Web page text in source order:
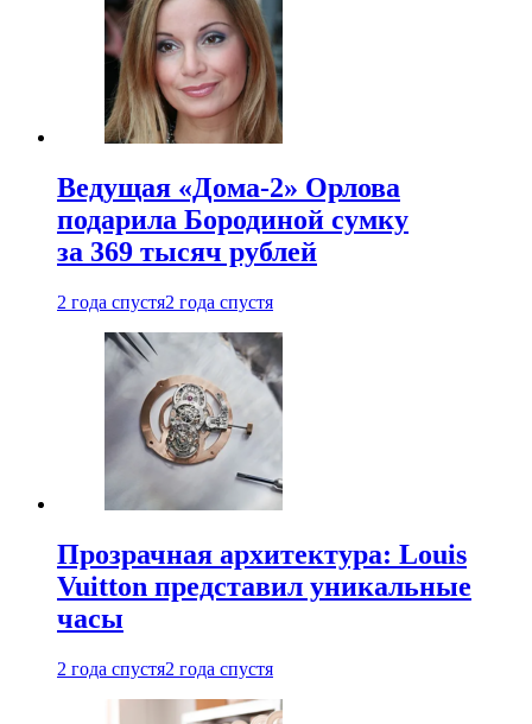
Ведущая «Дома-2» Орлова
подарила Бородиной сумку
за 369 тысяч рублей
2 года спустя2 года спустя
Прозрачная архитектура: Louis
Vuitton представил уникальные
часы
2 года спустя2 года спустя